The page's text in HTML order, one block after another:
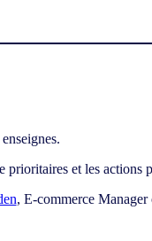
prioritaires et les actions
, E-commerce Manager